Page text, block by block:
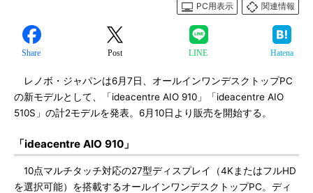
PC用表示
関連情報
Share Post LINE Hatena
レノボ・ジャパンは6月7日、オールインワンデスクトップPC
の新モデルとして、「ideacentre AIO 910」「ideacentre AIO
510S」の計2モデルを発表。6月10日より販売を開始する。
「ideacentre AIO 910」
10点マルチタッチ対応の27型ディスプレイ（4KまたはフルHD
を選択可能）を搭載するオールインワンデスクトップPC。ディ